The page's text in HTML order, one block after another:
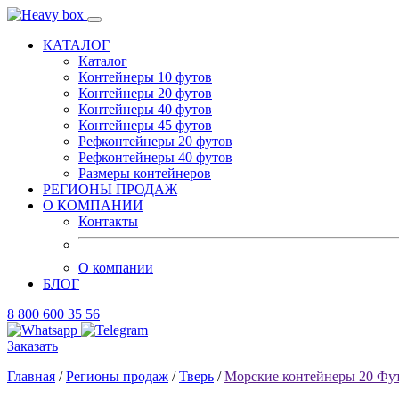
КАТАЛОГ
Каталог
Контейнеры 10 футов
Контейнеры 20 футов
Контейнеры 40 футов
Контейнеры 45 футов
Рефконтейнеры 20 футов
Рефконтейнеры 40 футов
Размеры контейнеров
РЕГИОНЫ ПРОДАЖ
О КОМПАНИИ
Контакты
О компании
БЛОГ
8 800 600 35 56
Заказать
Главная /Регионы продаж /Тверь /Морские контейнеры 20